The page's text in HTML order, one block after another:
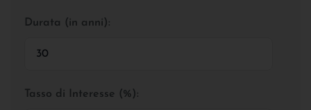
Durata (in anni):
Tasso di Interesse (%):